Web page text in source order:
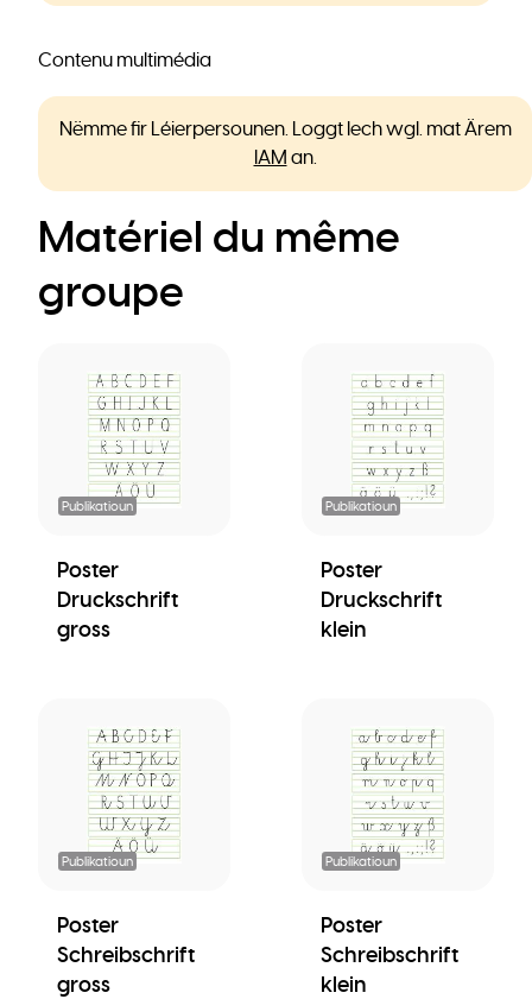
Contenu multimédia
Nëmme fir Léierpersounen. Loggt Iech wgl. mat Ärem
IAM an.
Matériel du même
groupe
Publikatioun
Poster
Druckschrift
gross
Publikatioun
Poster
Druckschrift
klein
Publikatioun
Poster
Schreibschrift
gross
Publikatioun
Poster
Schreibschrift
klein